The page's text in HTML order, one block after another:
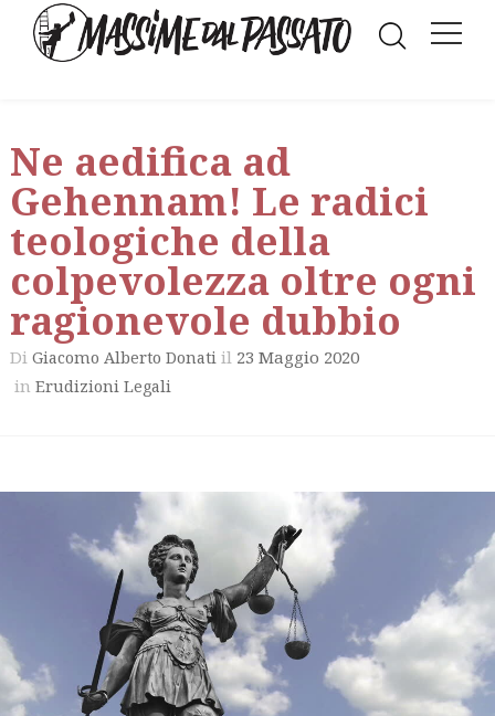
Ne aedifica ad
Gehennam! Le radici
teologiche della
colpevolezza oltre ogni
ragionevole dubbio
Di Giacomo Alberto Donati il 23 Maggio 2020
in Erudizioni Legali